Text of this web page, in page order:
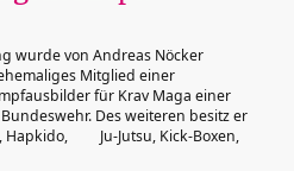
wurde von Andreas Nöcker
Mitglied einer
für Krav Maga einer
Des weiteren besitz er
Hapkido, Ju-Jutsu, Kick-Boxen,